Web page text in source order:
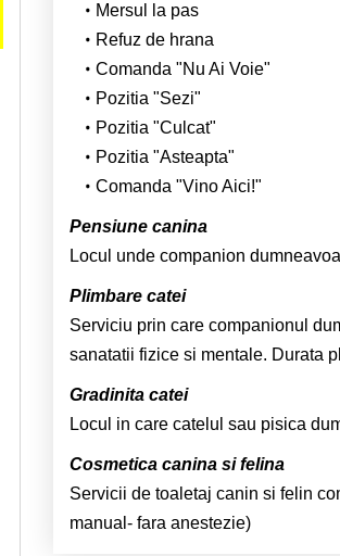
Mersul la pas
Refuz de hrana
Comanda "Nu Ai Voie"
Pozitia "Sezi"
Pozitia "Culcat"
Pozitia "Asteapta"
Comanda "Vino Aici!"
Pensiune canina
Locul unde companion
Plimbare catei
Serviciu prin care companionul
sanatatii fizice si mentale. Durata
Gradinita catei
Locul in care catelul sau pisica
Cosmetica canina si felina
Servicii de toaletaj canin si felin
manual- fara anestezie)